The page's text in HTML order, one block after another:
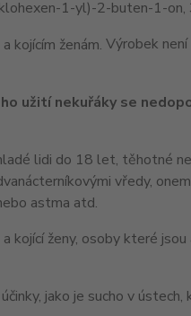
1-yl)-2-buten-1-
Výrobek
užití nekuřáky se
lidi do 18 let, těhotné
vředy,
astma atd.
ženy, osoby které jsou
jako je sucho v ústech,